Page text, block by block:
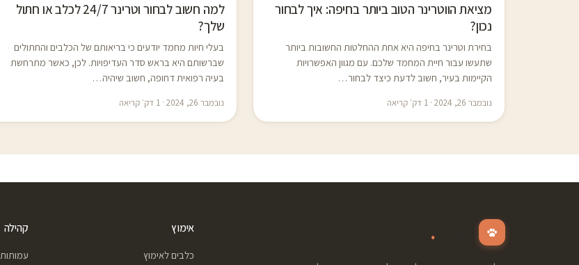
מציאת הווטרינר הטוב ביותר בחיפה: איך לבחור
נכון?
בחירת וטרינר בחיפה היא אחת ההחלטות החשובות ביותר
שתעשו עבור חיית המחמד שלכם. עם מגוון האפשרויות
הקיימות בעיר, חשוב לדעת כיצד לבחור…
נובמבר 26, 2024 · 1 דק׳ קריאה
למה חשוב לבחור וטרינר 24/7 לכלב או חתול
שלך?
בעלי חיות מחמד יודעים כי בריאותם של הכלבים והחתולים
שברשותם היא בראש סדר העדיפויות. לכן, כאשר מתרחשת
בעיה רפואית דחופה, חשוב שיהיה…
נובמבר 26, 2024 · 1 דק׳ קריאה
. אימוץ
כלבים לאימוץ
קהילה
עמותות